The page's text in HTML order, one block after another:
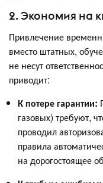
2. Экономия на
Привлечение
вместо штатных,
не несут
приводит:
К потере гарантии:
газовых) требуют,
проводил
правила
на дорогостоящее